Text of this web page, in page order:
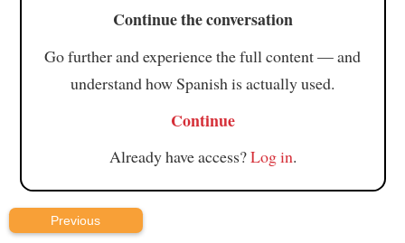
Continue the conversation
Go further and experience the full content — and
understand how Spanish is actually used.
Continue
Already have access?Log in.
Previous